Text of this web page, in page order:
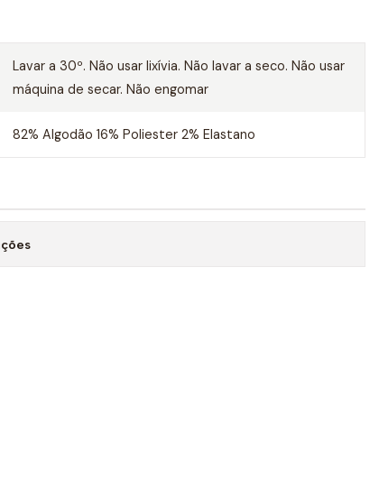
Lavar a 30º. Não usar lixívia. Não lavar a seco. Não usar
máquina de secar. Não engomar
82% Algodão 16% Poliester 2% Elastano